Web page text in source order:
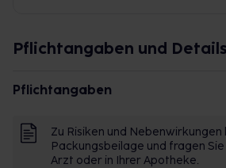
Pflichtangaben und Details
Pflichtangaben
Zu Risiken und Nebenwirkungen
Packungsbeilage und fragen
Arzt oder in Ihrer Apotheke.